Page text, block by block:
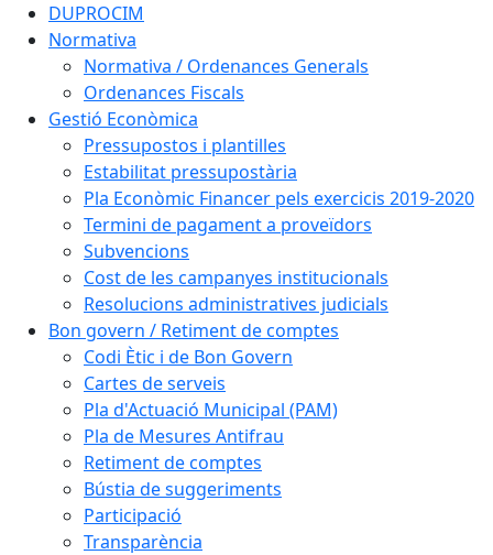
DUPROCIM
Normativa
Normativa / Ordenances Generals
Ordenances Fiscals
Gestió Econòmica
Pressupostos i plantilles
Estabilitat pressupostària
Pla Econòmic Financer pels exercicis 2019-2020
Termini de pagament a proveïdors
Subvencions
Cost de les campanyes institucionals
Resolucions administratives judicials
Bon govern / Retiment de comptes
Codi Ètic i de Bon Govern
Cartes de serveis
Pla d'Actuació Municipal (PAM)
Pla de Mesures Antifrau
Retiment de comptes
Bústia de suggeriments
Participació
Transparència